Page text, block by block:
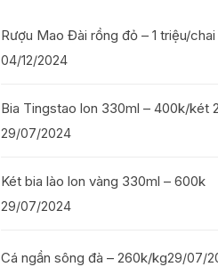
Rượu Mao Đài rồng đỏ – 1 triệu/
04/12/2024
Bia Tingstao lon 330ml – 400k/két
29/07/2024
Két bia lào lon vàng 330ml – 600k
29/07/2024
Cá ngần sông đà – 260k/kg29/07/